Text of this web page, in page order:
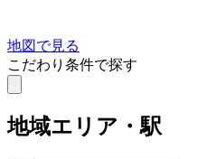
地図で見る
こだわり条件で探す
地域エリア・駅